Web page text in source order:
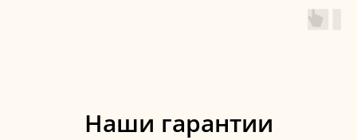
Наши гарантии